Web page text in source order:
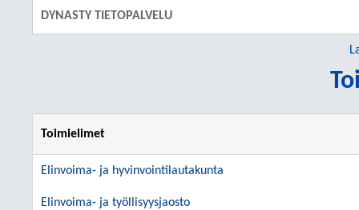
DYNASTY TIETOPALVELU
Toimielimet
Elinvoima- ja hyvinvointilautakunta
Elinvoima- ja työllisyysjaosto